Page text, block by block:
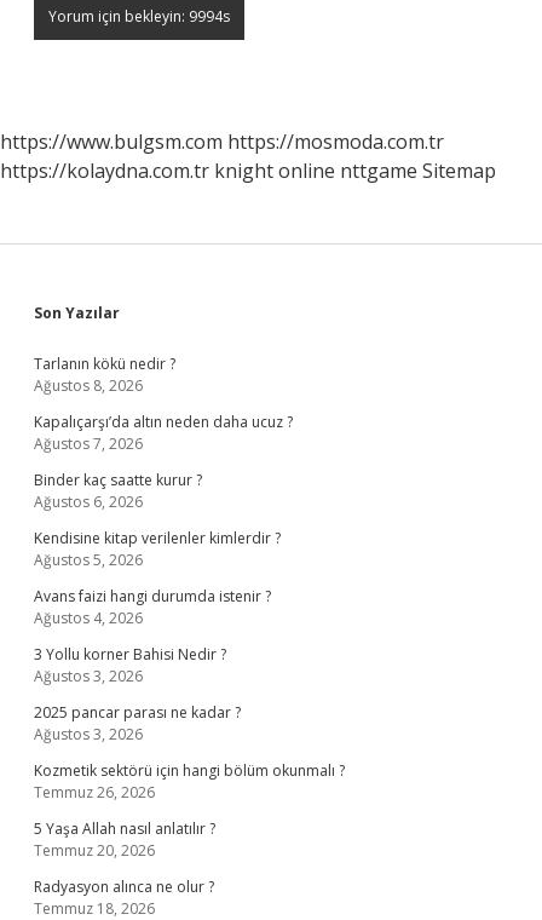
https://www.bulgsm.com https://mosmoda.com.tr
https://kolaydna.com.tr knight online nttgame Sitemap
Sidebar
Son Yazılar
Tarlanın kökü nedir ?
Ağustos 8, 2026
Kapalıçarşı’da altın neden daha ucuz ?
Ağustos 7, 2026
Binder kaç saatte kurur ?
Ağustos 6, 2026
Kendisine kitap verilenler kimlerdir ?
Ağustos 5, 2026
Avans faizi hangi durumda istenir ?
Ağustos 4, 2026
3 Yollu korner Bahisi Nedir ?
Ağustos 3, 2026
2025 pancar parası ne kadar ?
Ağustos 3, 2026
Kozmetik sektörü için hangi bölüm okunmalı ?
Temmuz 26, 2026
5 Yaşa Allah nasıl anlatılır ?
Temmuz 20, 2026
Radyasyon alınca ne olur ?
Temmuz 18, 2026